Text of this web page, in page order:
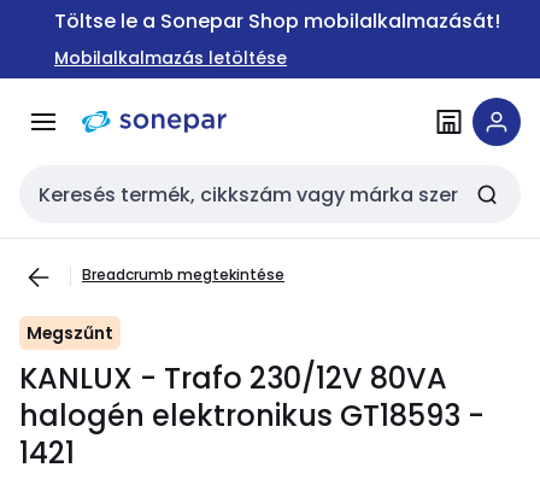
Ugrás a
Ugrás a
tartalomra
Töltse le a Sonepar Shop mobilalkalmazását!
Mobilalkalmazás letöltése
Keresési bemenet
Breadcrumb megtekintése
Megszűnt
KANLUX - Trafo 230/12V 80VA
halogén elektronikus GT18593 -
1421